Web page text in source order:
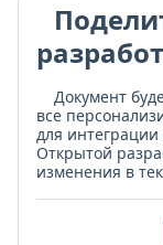
Документ
все
для
Открытой
изменения в